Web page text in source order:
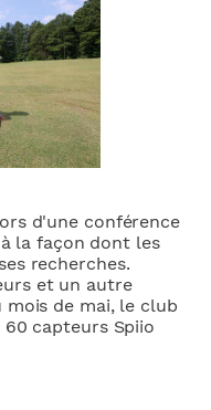
d'une conférence
la façon dont les
recherches.
et un autre
de mai, le club
capteurs Spiio